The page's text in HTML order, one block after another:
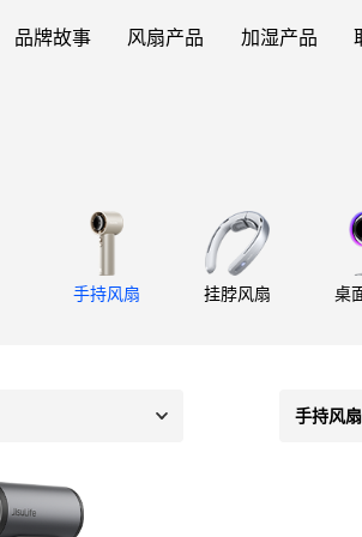
品牌故事 风扇产品 加湿产品
手持风扇 挂脖风扇 桌
手持风